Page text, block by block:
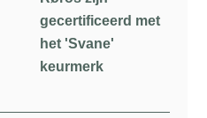
gecertificeerd met
het 'Svane'
keurmerk